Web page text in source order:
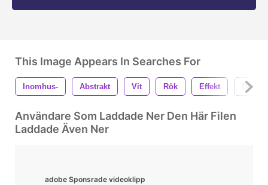
This Image Appears In Searches For
Inomhus- Abstrakt Vit Rök Effekt Dimma
Användare Som Laddade Ner Den Här Filen
Laddade Även Ner
adobe Sponsrade videoklipp